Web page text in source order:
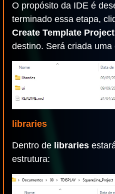
O propósito da IDE é
terminado essa etapa,
Create Template Project
destino. Será criada
libraries
Dentro de libraries
estrutura: